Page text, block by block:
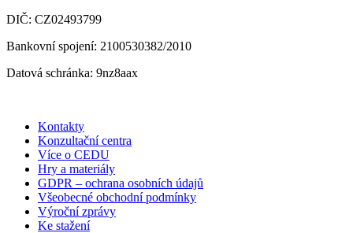
DIČ: CZ02493799
Bankovní spojení: 2100530382/2010
Datová schránka: 9nz8aax
Kontakty
Konzultační centra
Více o CEDU
Hry a materiály
GDPR – ochrana osobních údajů
Všeobecné obchodní podmínky
Výroční zprávy
Ke stažení